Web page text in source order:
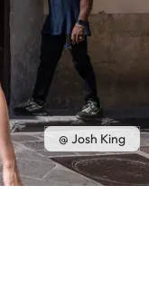
@ Josh King